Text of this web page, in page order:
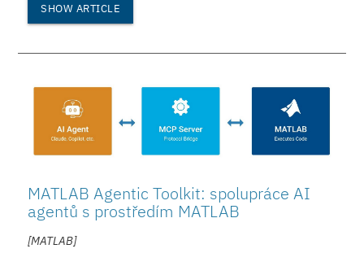
SHOW ARTICLE
MATLAB Agentic Toolkit: spolupráce AI
agentů s prostředím MATLAB
[MATLAB]